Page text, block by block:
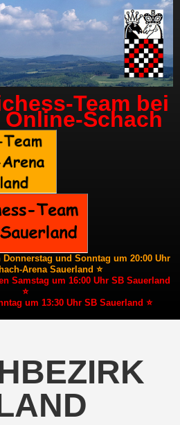
Team bei
Schach
und Sonntag um 20:00 Uhr
Arena Sauerland ⭐
Samstag um 16:00 Uhr SB Sauerland
⭐
um 13:30 Uhr SB Sauerland ⭐